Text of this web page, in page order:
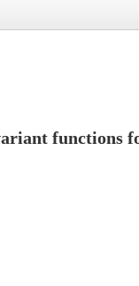
functions